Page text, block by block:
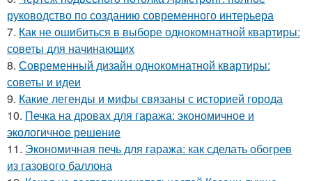
руководство по созданию современного интерьера
7. Как не ошибиться в выборе однокомнатной квартиры:
советы для начинающих
8. Современный дизайн однокомнатной квартиры:
советы и идеи
9. Какие легенды и мифы связаны с историей города
10. Печка на дровах для гаража: экономичное и
экологичное решение
11. Экономичная печь для гаража: как сделать обогрев
из газового баллона